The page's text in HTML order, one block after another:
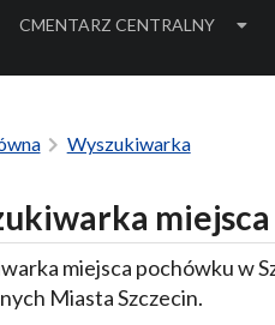
CMENTARZ CENTRALNY
Wyszukiwarka
miejsca pochówku w
Miasta Szczecin.